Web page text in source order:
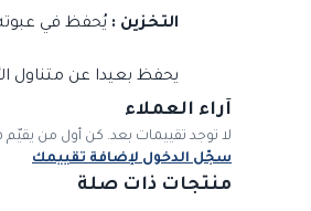
التخزين : يُحفظ في
يحفظ بعيدا عن متناول
آراء العملاء
لا توجد تقييمات بعد. كن أول من يقيّم
سجّل الدخول لإضافة تقييمك
منتجات ذات صلة